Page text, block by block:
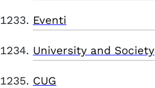
Eventi
University and Society
CUG